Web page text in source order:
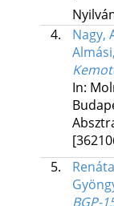
4.
Nagy,
In:
5.
BGP-